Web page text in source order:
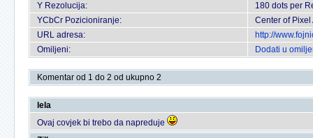
Y Rezolucija:
180 dots per
YCbCr Pozicioniranje:
Center of Pixel
URL adresa:
http://
Omiljeni:
Dodati u
Komentar od 1 do 2 od ukupno 2
lela
Ovaj covjek bi trebo da napreduje